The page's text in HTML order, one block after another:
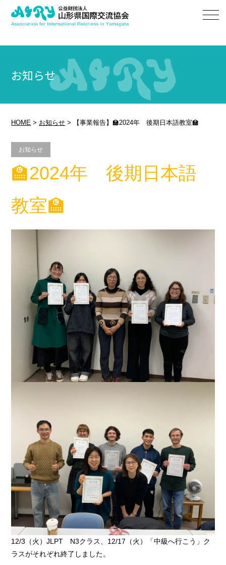
お知らせ
HOME > お知らせ > 【事業報告】🏫2024年 後期日本語教室🏫
お知らせ
🏫2024年 後期日本語
教室🏫
12/3（火）JLPT N3クラス、12/17（火）「中級へ行こう」ク
ラスがそれぞれ終了しました。